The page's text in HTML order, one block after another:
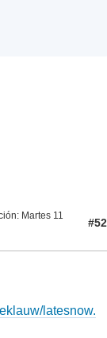
: Martes 11
#52
latesnow.